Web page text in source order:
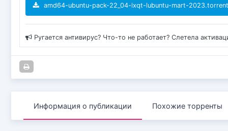
amd64-ubuntu-pack-22_04-lxqt-lubuntu-mart-2023.torrent
Ругается антивирус? Что-то не работает? Слетела
Информация о публикации Похожие торренты